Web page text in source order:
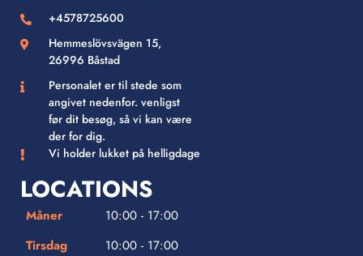
+4578725600
Hemmeslövsvägen 15,
26996 Båstad
Personalet er til stede som
angivet nedenfor. venligst
før dit besøg, så vi kan være
der for dig.
Vi holder lukket på helligdage
LOCATIONS
Måner
10:00 - 17:00
Tirsdag
10:00 - 17:00